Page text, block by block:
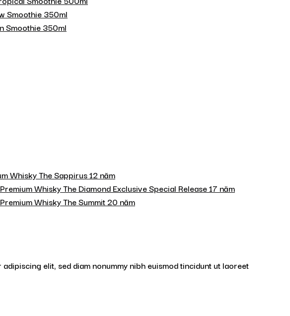
Smoothie 350ml
Smoothie 350ml
Whisky The Sappirus 12 năm
Whisky The Diamond Exclusive Special Release 17 năm
Whisky The Summit 20 năm
elit, sed diam nonummy nibh euismod tincidunt ut laoreet